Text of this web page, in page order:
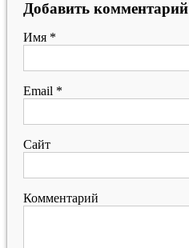
Добавить комментарий
Имя *
Email *
Сайт
Комментарий